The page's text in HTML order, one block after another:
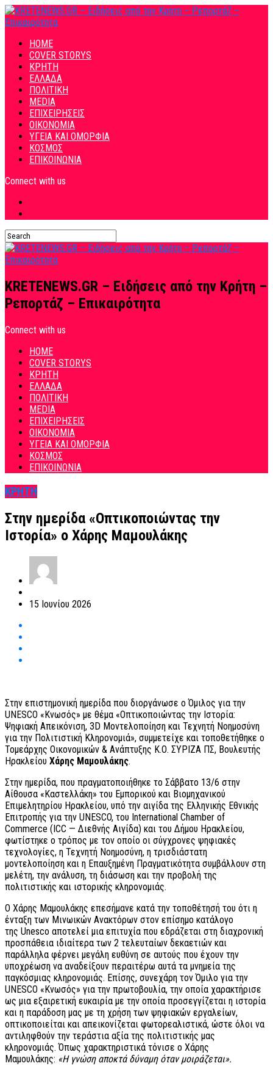
HOME
COVER STORYS
ΚΡΗΤΗ
ΕΛΛΑΔΑ
ΠΟΛΙΤΙΚΗ
MEDIA
ΕΠΙΧΕΙΡΗΣΕΙΣ
ΟΙΚΟΝΟΜΙΑ
ΥΓΕΙΑ ΚΑΙ ΟΜΟΡΦΙΑ
ΚΟΣΜΟΣ
ΕΠΙΚΟΙΝΩΝΙΑ
Connect with us
KRETENEWS.GR – Ειδήσεις από την Κρήτη –
Ρεπορτάζ – Επικαιρότητα
Connect with us
HOME
COVER STORYS
ΚΡΗΤΗ
ΕΛΛΑΔΑ
ΠΟΛΙΤΙΚΗ
MEDIA
ΕΠΙΧΕΙΡΗΣΕΙΣ
ΟΙΚΟΝΟΜΙΑ
ΥΓΕΙΑ ΚΑΙ ΟΜΟΡΦΙΑ
ΚΟΣΜΟΣ
ΕΠΙΚΟΙΝΩΝΙΑ
ΚΡΗΤΗ
Στην ημερίδα «Οπτικοποιώντας την
Ιστορία» ο Χάρης Μαμουλάκης
15 Ιουνίου 2026
Στην επιστημονική ημερίδα που διοργάνωσε ο Όμιλος για την
UNESCO «Κνωσός» με θέμα «Οπτικοποιώντας την Ιστορία:
Ψηφιακή Απεικόνιση, 3D Μοντελοποίηση και Τεχνητή Νοημοσύνη
για την Πολιτιστική Κληρονομιά», συμμετείχε και τοποθετήθηκε ο
Τομεάρχης Οικονομικών & Ανάπτυξης Κ.Ο. ΣΥΡΙΖΑ ΠΣ, Βουλευτής
Ηρακλείου Χάρης Μαμουλάκης.
Στην ημερίδα, που πραγματοποιήθηκε το Σάββατο 13/6 στην
Αίθουσα «Καστελλάκη» του Εμπορικού και Βιομηχανικού
Επιμελητηρίου Ηρακλείου, υπό την αιγίδα της Ελληνικής Εθνικής
Επιτροπής για την UNESCO, του International Chamber of
Commerce (ICC — Διεθνής Αιγίδα) και του Δήμου Ηρακλείου,
φωτίστηκε ο τρόπος με τον οποίο οι σύγχρονες ψηφιακές
τεχνολογίες, η Τεχνητή Νοημοσύνη, η τρισδιάστατη
μοντελοποίηση και η Επαυξημένη Πραγματικότητα συμβάλλουν στη
μελέτη, την ανάλυση, τη διάσωση και την προβολή της
πολιτιστικής και ιστορικής κληρονομιάς.
Ο Χάρης Μαμουλάκης επεσήμανε κατά την τοποθέτησή του ότι η
ένταξη των Μινωικών Ανακτόρων στον επίσημο κατάλογο
της Unesco αποτελεί μια επιτυχία που εδράζεται στη διαχρονική
προσπάθεια ιδιαίτερα των 2 τελευταίων δεκαετιών και
παράλληλα φέρνει μεγάλη ευθύνη σε αυτούς που έχουν την
υποχρέωση να αναδείξουν περαιτέρω αυτά τα μνημεία της
παγκόσμιας κληρονομιάς. Επίσης, συνεχάρη τον Όμιλο για την
UNESCO «Κνωσός» για την πρωτοβουλία, την οποία χαρακτήρισε
ως μια εξαιρετική ευκαιρία με την οποία προσεγγίζεται η ιστορία
και η παράδοση μας με τη χρήση των ψηφιακών εργαλείων,
οπτικοποιείται και απεικονίζεται φωτορεαλιστικά, ώστε όλοι να
αντιληφθούν την τεράστια αξία της πολιτιστικής μας
κληρονομιάς. Όπως χαρακτηριστικά τόνισε ο Χάρης
Μαμουλάκης: «Η γνώση αποκτά δύναμη όταν μοιράζεται».